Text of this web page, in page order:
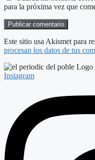
para la próxima vez que
Este sitio usa Akismet para
procesan los datos de tus
Instagram